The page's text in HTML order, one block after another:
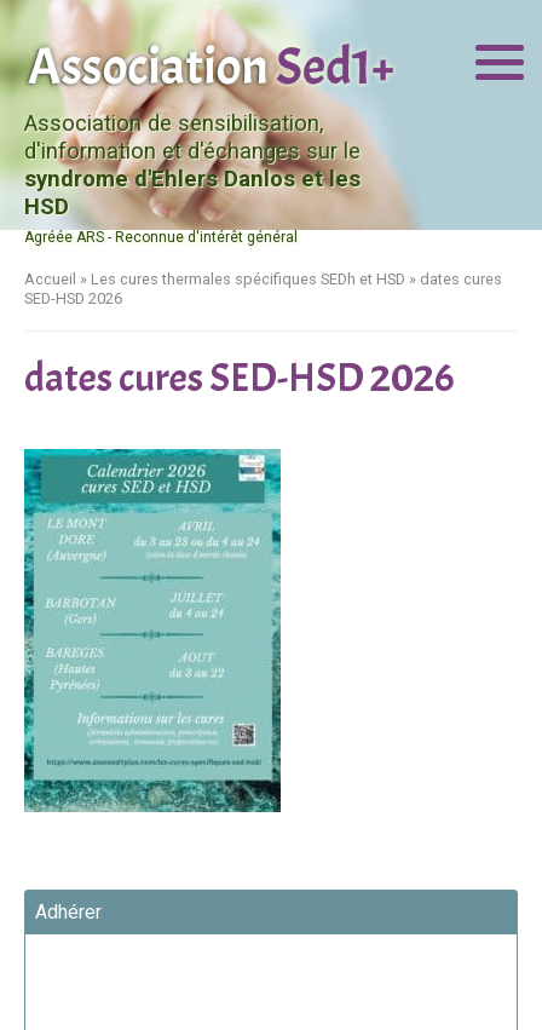
Association de sensibilisation,
d'information et d'échanges sur le
syndrome d'Ehlers Danlos et les
HSD
Agréée ARS - Reconnue d'intérêt général
Accueil » Les cures thermales spécifiques SEDh et HSD » dates cures
SED-HSD 2026
dates cures SED-HSD 2026
Adhérer